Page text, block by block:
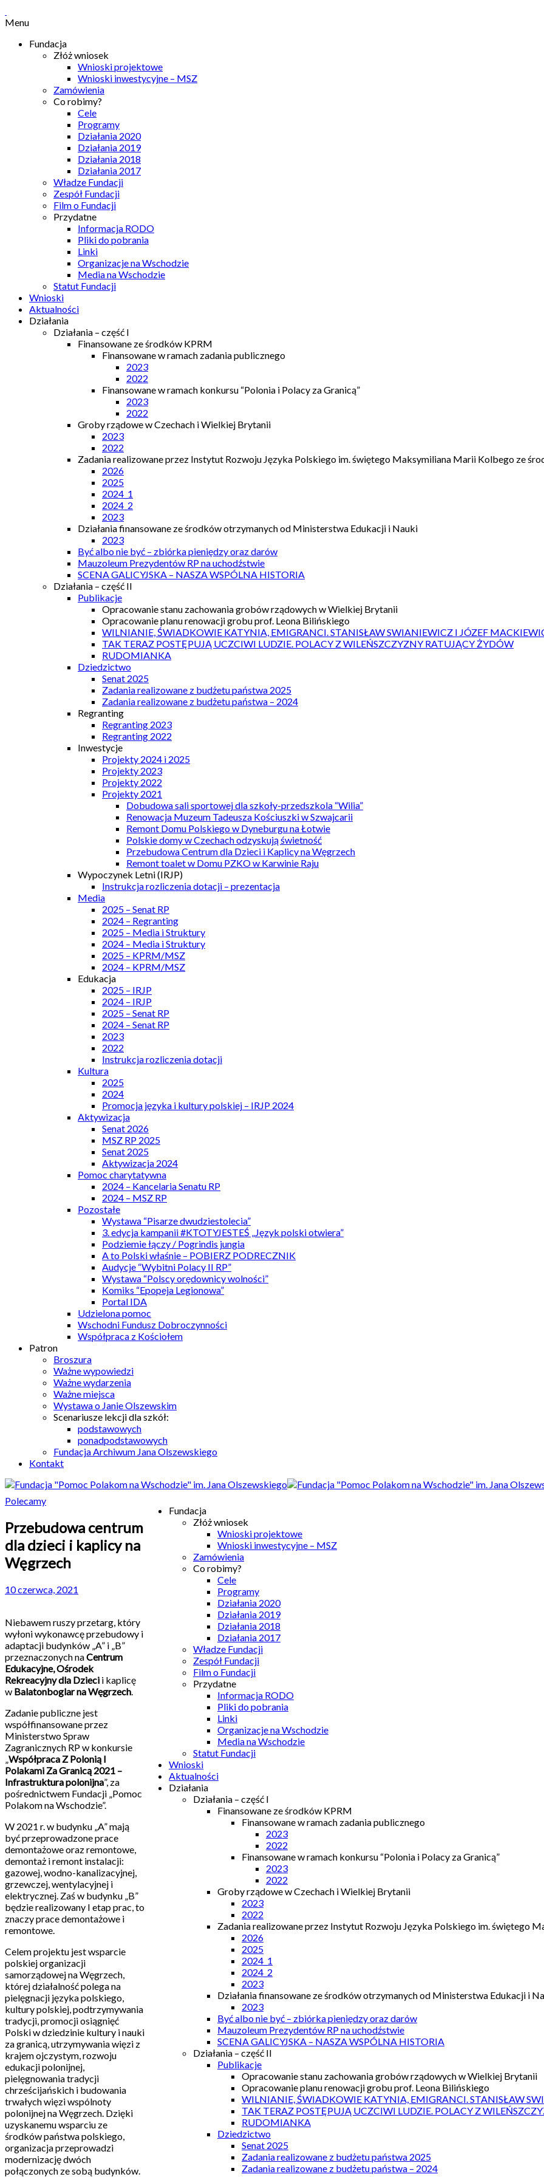
Menu
Fundacja
Złóż wniosek
Wnioski projektowe
Wnioski inwestycyjne – MSZ
Zamówienia
Co robimy?
Cele
Programy
Działania 2020
Działania 2019
Działania 2018
Działania 2017
Władze Fundacji
Zespół Fundacji
Film o Fundacji
Przydatne
Informacja RODO
Pliki do pobrania
Linki
Organizacje na Wschodzie
Media na Wschodzie
Statut Fundacji
Wnioski
Aktualności
Działania
Działania – część I
Finansowane ze środków KPRM
Finansowane w ramach zadania publicznego
2023
2022
Finansowane w ramach konkursu “Polonia i Polacy za Granicą”
2023
2022
Groby rządowe w Czechach i Wielkiej Brytanii
2023
2022
Zadania realizowane przez Instytut Rozwoju Języka Polskiego im. świętego Maksymiliana Marii Kolbego ze
2026
2025
2024_1
2024_2
2023
Działania finansowane ze środków otrzymanych od Ministerstwa Edukacji i Nauki
2023
Być albo nie być – zbiórka pieniędzy oraz darów
Mauzoleum Prezydentów RP na uchodźstwie
SCENA GALICYJSKA – NASZA WSPÓLNA HISTORIA
Działania – część II
Publikacje
Opracowanie stanu zachowania grobów rządowych w Wielkiej Brytanii
Opracowanie planu renowacji grobu prof. Leona Bilińskiego
WILNIANIE, ŚWIADKOWIE KATYNIA, EMIGRANCI. STANISŁAW SWIANIEWICZ I JÓZEF
TAK TERAZ POSTĘPUJĄ UCZCIWI LUDZIE. POLACY Z WILEŃSZCZYZNY RATUJĄCY ŻYDÓW
RUDOMIANKA
Dziedzictwo
Senat 2025
Zadania realizowane z budżetu państwa 2025
Zadania realizowane z budżetu państwa – 2024
Regranting
Regranting 2023
Regranting 2022
Inwestycje
Projekty 2024 i 2025
Projekty 2023
Projekty 2022
Projekty 2021
Dobudowa sali sportowej dla szkoły-przedszkola “Wilia”
Renowacja Muzeum Tadeusza Kościuszki w Szwajcarii
Remont Domu Polskiego w Dyneburgu na Łotwie
Polskie domy w Czechach odzyskują świetność
Przebudowa Centrum dla Dzieci i Kaplicy na Węgrzech
Remont toalet w Domu PZKO w Karwinie Raju
Wypoczynek Letni (IRJP)
Instrukcja rozliczenia dotacji – prezentacja
Media
2025 – Senat RP
2024 – Regranting
2025 – Media i Struktury
2024 – Media i Struktury
2025 – KPRM/MSZ
2024 – KPRM/MSZ
Edukacja
2025 – IRJP
2024 – IRJP
2025 – Senat RP
2024 – Senat RP
2023
2022
Instrukcja rozliczenia dotacji
Kultura
2025
2024
Promocja języka i kultury polskiej – IRJP 2024
Aktywizacja
Senat 2026
MSZ RP 2025
Senat 2025
Aktywizacja 2024
Pomoc charytatywna
2024 – Kancelaria Senatu RP
2024 – MSZ RP
Pozostałe
Wystawa “Pisarze dwudziestolecia”
3. edycja kampanii #KTOTYJESTEŚ „Język polski otwiera”
Podziemie łączy / Pogrindis jungia
A to Polski właśnie – POBIERZ PODRECZNIK
Audycje “Wybitni Polacy II RP”
Wystawa “Polscy orędownicy wolności”
Komiks “Epopeja Legionowa”
Portal IDA
Udzielona pomoc
Wschodni Fundusz Dobroczynności
Współpraca z Kościołem
Patron
Broszura
Ważne wypowiedzi
Ważne wydarzenia
Ważne miejsca
Wystawa o Janie Olszewskim
Scenariusze lekcji dla szkół:
podstawowych
ponadpodstawowych
Fundacja Archiwum Jana Olszewskiego
Kontakt
Fundacja
Złóż wniosek
Wnioski projektowe
Wnioski inwestycyjne – MSZ
Zamówienia
Co robimy?
Cele
Programy
Działania 2020
Działania 2019
Działania 2018
Działania 2017
Władze Fundacji
Zespół Fundacji
Film o Fundacji
Przydatne
Informacja RODO
Pliki do pobrania
Linki
Organizacje na Wschodzie
Media na Wschodzie
Statut Fundacji
Wnioski
Aktualności
Działania
Działania – część I
Finansowane ze środków KPRM
Finansowane w ramach zadania publicznego
2023
2022
Finansowane w ramach konkursu “Polonia i Polacy za Granicą”
2023
2022
Groby rządowe w Czechach i Wielkiej Brytanii
2023
2022
Zadania realizowane przez Instytut Rozwoju Języka Polskiego im. świętego
2026
2025
2024_1
2024_2
2023
Działania finansowane ze środków otrzymanych od Ministerstwa Edukacji i
2023
Być albo nie być – zbiórka pieniędzy oraz darów
Mauzoleum Prezydentów RP na uchodźstwie
SCENA GALICYJSKA – NASZA WSPÓLNA HISTORIA
Działania – część II
Publikacje
Opracowanie stanu zachowania grobów rządowych w Wielkiej Brytanii
Opracowanie planu renowacji grobu prof. Leona Bilińskiego
WILNIANIE, ŚWIADKOWIE KATYNIA, EMIGRANCI. STANISŁAW
TAK TERAZ POSTĘPUJĄ UCZCIWI LUDZIE. POLACY Z
RUDOMIANKA
Dziedzictwo
Senat 2025
Zadania realizowane z budżetu państwa 2025
Zadania realizowane z budżetu państwa – 2024
Polecamy
Przebudowa centrum
dla dzieci i kaplicy na
Węgrzech
10 czerwca, 2021
Niebawem ruszy przetarg, który
wyłoni wykonawcę przebudowy i
adaptacji budynków „A” i „B”
przeznaczonych naCentrum
Edukacyjne, Ośrodek
Rekreacyjny dla Dzieci i kaplicę
w Balatonboglar na Węgrzech.
Zadanie publiczne jest
współfinansowane przez
Ministerstwo Spraw
Zagranicznych RP w konkursie
„Współpraca Z Polonią I
Polakami Za Granicą 2021 –
Infrastruktura polonijna”, za
pośrednictwem Fundacji „Pomoc
Polakom na Wschodzie”.
W 2021 r. w budynku „A” mają
być przeprowadzone prace
demontażowe oraz remontowe,
demontaż i remont instalacji:
gazowej, wodno-kanalizacyjnej,
grzewczej, wentylacyjnej i
elektrycznej. Zaś w budynku „B”
będzie realizowany I etap prac, to
znaczy prace demontażowe i
remontowe.
Celem projektu jest wsparcie
polskiej organizacji
samorządowej na Węgrzech,
której działalność polega na
pielęgnacji języka polskiego,
kultury polskiej, podtrzymywania
tradycji, promocji osiągnięć
Polski w dziedzinie kultury i nauki
za granicą, utrzymywania więzi z
krajem ojczystym, rozwoju
edukacji polonijnej,
pielęgnowania tradycji
chrześcijańskich i budowania
trwałych więzi wspólnoty
polonijnej na Węgrzech. Dzięki
uzyskanemu wsparciu ze
środków państwa polskiego,
organizacja przeprowadzi
modernizację dwóch
połączonych ze sobą budynków.